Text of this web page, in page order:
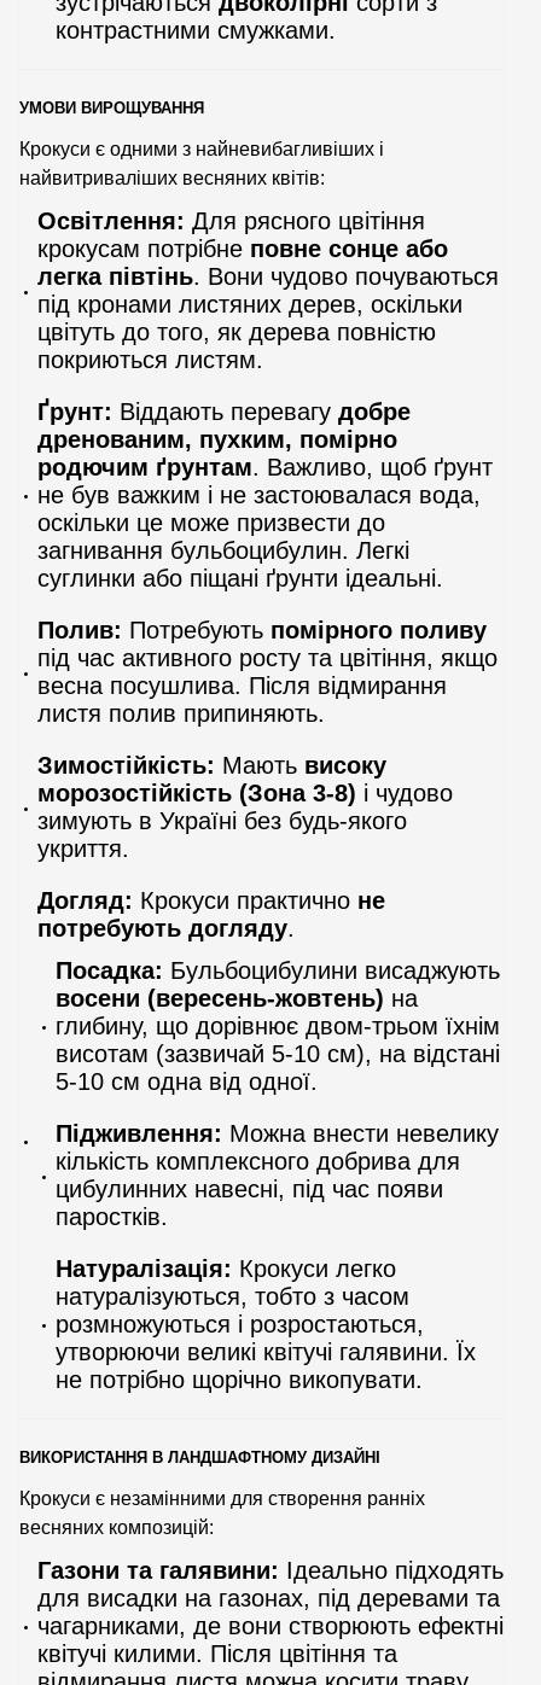
контрастними смужками.
УМОВИ ВИРОЩУВАННЯ
Крокуси є одними з найневибагливіших і
найвитриваліших весняних квітів:
Освітлення: Для рясного цвітіння
крокусам потрібне повне сонце або
легка півтінь. Вони чудово почуваються
під кронами листяних дерев, оскільки
цвітуть до того, як дерева повністю
покриються листям.
Ґрунт: Віддають перевагу добре
дренованим, пухким, помірно
родючим ґрунтам. Важливо, щоб ґрунт
не був важким і не застоювалася вода,
оскільки це може призвести до
загнивання бульбоцибулин. Легкі
суглинки або піщані ґрунти ідеальні.
Полив: Потребують помірного поливу
під час активного росту та цвітіння, якщо
весна посушлива. Після відмирання
листя полив припиняють.
Зимостійкість: Мають високу
морозостійкість (Зона 3-8) і чудово
зимують в Україні без будь-якого
укриття.
Догляд: Крокуси практично не
потребують догляду.
Посадка: Бульбоцибулини висаджують
восени (вересень-жовтень) на
глибину, що дорівнює двом-трьом їхнім
висотам (зазвичай 5-10 см), на відстані
5-10 см одна від одної.
Підживлення: Можна внести невелику
кількість комплексного добрива для
цибулинних навесні, під час появи
паростків.
Натуралізація: Крокуси легко
натуралізуються, тобто з часом
розмножуються і розростаються,
утворюючи великі квітучі галявини. Їх
не потрібно щорічно викопувати.
ВИКОРИСТАННЯ В ЛАНДШАФТНОМУ ДИЗАЙНІ
Крокуси є незамінними для створення ранніх
весняних композицій:
Газони та галявини: Ідеально підходять
для висадки на газонах, під деревами та
чагарниками, де вони створюють ефектні
квітучі килими. Після цвітіння та